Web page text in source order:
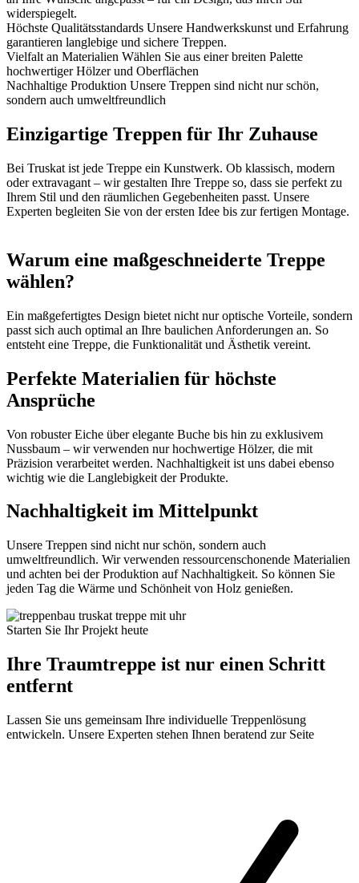
widerspiegelt.
Höchste Qualitätsstandards Unsere Handwerkskunst und Erfahrung
garantieren langlebige und sichere Treppen.
Vielfalt an Materialien Wählen Sie aus einer breiten Palette
hochwertiger Hölzer und Oberflächen
Nachhaltige Produktion Unsere Treppen sind nicht nur schön,
sondern auch umweltfreundlich
Einzigartige Treppen für Ihr Zuhause
Bei Truskat ist jede Treppe ein Kunstwerk. Ob klassisch, modern
oder extravagant – wir gestalten Ihre Treppe so, dass sie perfekt zu
Ihrem Stil und den räumlichen Gegebenheiten passt. Unsere
Experten begleiten Sie von der ersten Idee bis zur fertigen Montage.
Warum eine maßgeschneiderte Treppe
wählen?
Ein maßgefertigtes Design bietet nicht nur optische Vorteile, sondern
passt sich auch optimal an Ihre baulichen Anforderungen an. So
entsteht eine Treppe, die Funktionalität und Ästhetik vereint.
Perfekte Materialien für höchste
Ansprüche
Von robuster Eiche über elegante Buche bis hin zu exklusivem
Nussbaum – wir verwenden nur hochwertige Hölzer, die mit
Präzision verarbeitet werden. Nachhaltigkeit ist uns dabei ebenso
wichtig wie die Langlebigkeit der Produkte.
Nachhaltigkeit im Mittelpunkt
Unsere Treppen sind nicht nur schön, sondern auch
umweltfreundlich. Wir verwenden ressourcenschonende Materialien
und achten bei der Produktion auf Nachhaltigkeit. So können Sie
jeden Tag die Wärme und Schönheit von Holz genießen.
Starten Sie Ihr Projekt heute
Ihre Traumtreppe ist nur einen Schritt
entfernt
Lassen Sie uns gemeinsam Ihre individuelle Treppenlösung
entwickeln. Unsere Experten stehen Ihnen beratend zur Seite